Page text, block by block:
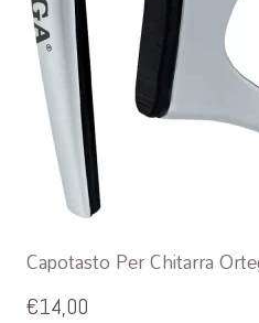
Capotasto Per Chitarra
€14,00